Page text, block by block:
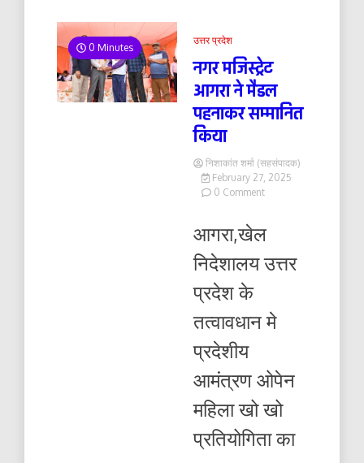
0 Minutes
उत्तर प्रदेश
नगर मजिस्ट्रेट
आगरा ने मैडल
पहनाकर सम्मानित
किया
निशाकांत शर्मा (सहसंपादक)
February 27, 2025
0 Commenton
आगरा
मैडल
किया
आगरा,खेल
निदेशालय उत्तर
प्रदेश के
तत्वावधान मे
प्रदेशीय
आमंत्रण ओपेन
महिला खो खो
प्रतियोगिता का